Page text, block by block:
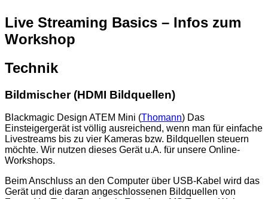
Live Streaming Basics – Infos zum
Workshop
Technik
Bildmischer(HDMI Bildquellen)
Blackmagic Design ATEM Mini (Thomann) Das
Einsteigergerät ist völlig ausreichend, wenn man für einfache
Livestreams bis zu vier Kameras bzw. Bildquellen steuern
möchte. Wir nutzen dieses Gerät u.A. für unsere Online-
Workshops.
Beim Anschluss an den Computer über USB-Kabel wird das
Gerät und die daran angeschlossenen Bildquellen von